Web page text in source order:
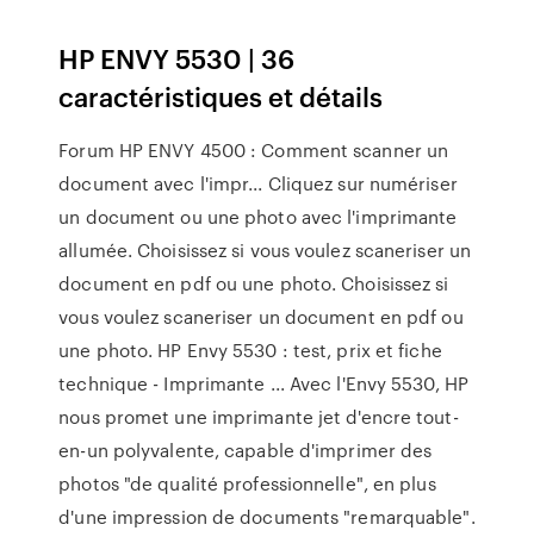
HP ENVY 5530 | 36
caractéristiques et détails
Forum HP ENVY 4500 : Comment scanner un
document avec l'impr... Cliquez sur numériser
un document ou une photo avec l'imprimante
allumée. Choisissez si vous voulez scaneriser un
document en pdf ou une photo. Choisissez si
vous voulez scaneriser un document en pdf ou
une photo. HP Envy 5530 : test, prix et fiche
technique - Imprimante ... Avec l'Envy 5530, HP
nous promet une imprimante jet d'encre tout-
en-un polyvalente, capable d'imprimer des
photos "de qualité professionnelle", en plus
d'une impression de documents "remarquable".